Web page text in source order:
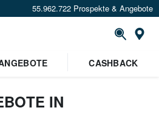
55.962.722 Prospekte & Angebote
CASHBACK
IN